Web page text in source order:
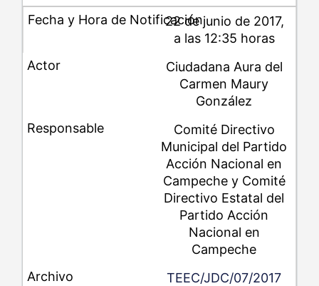
22 de junio de 2017,
a las 12:35 horas
Ciudadana Aura del
Carmen Maury
González
Comité Directivo
Municipal del Partido
Acción Nacional en
Campeche y Comité
Directivo Estatal del
Partido Acción
Nacional en
Campeche
TEEC/JDC/07/2017